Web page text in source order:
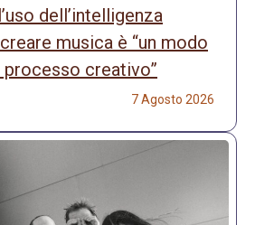
dell’intelligenza
musica è “un modo
creativo”
7 Agosto 2026